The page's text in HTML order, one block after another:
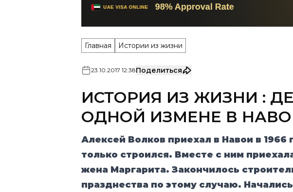
Главная Истории из жизни
23 10 2017 12:38Поделиться
ИСТОРИЯ ИЗ ЖИЗНИ :
ОДНОЙ ИЗМЕНЕ В
Алексей Волков приехал в Навои в 1966
только строился. Вместе с ним
жена Маргарита. Закончилось
празднества по этому случаю.